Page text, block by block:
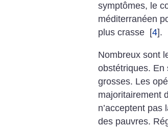
symptômes, le
méditerranéen
plus crasse [4].
Nombreux sont
obstétriques. En
grosses. Les
majoritairement
n’acceptent
des pauvres.